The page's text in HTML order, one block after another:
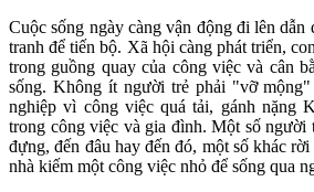
Cuộc sống ngày càng vận động đi lên dẫn
tranh để tiến bộ. Xã hội càng phát triển,
trong guồng quay của công việc và cân
sống. Không ít người trẻ phải "vỡ
nghiệp vì công việc quá tải, gánh nặng
trong công việc và gia đình. Một số người
đựng, đến đâu hay đến đó, một số khác
nhà kiếm một công việc nhỏ để sống qua